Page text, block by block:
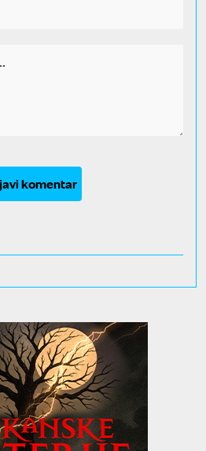
komentar